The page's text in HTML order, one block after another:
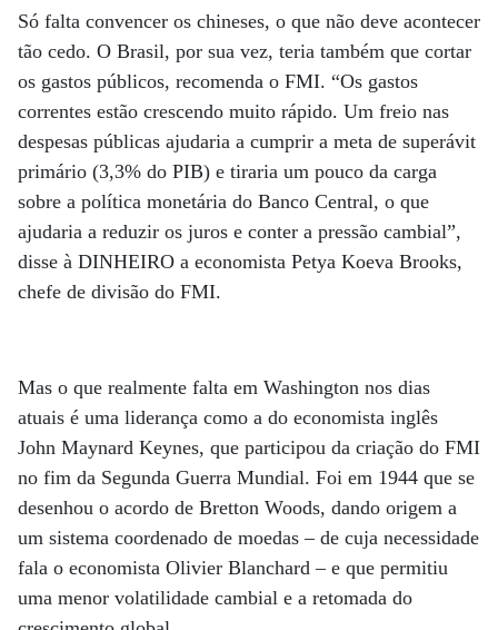
Só falta convencer os chineses, o que não deve acontecer
tão cedo. O Brasil, por sua vez, teria também que cortar
os gastos públicos, recomenda o FMI. “Os gastos
correntes estão crescendo muito rápido. Um freio nas
despesas públicas ajudaria a cumprir a meta de superávit
primário (3,3% do PIB) e tiraria um pouco da carga
sobre a política monetária do Banco Central, o que
ajudaria a reduzir os juros e conter a pressão cambial”,
disse à DINHEIRO a economista Petya Koeva Brooks,
chefe de divisão do FMI.
Mas o que realmente falta em Washington nos dias
atuais é uma liderança como a do economista inglês
John Maynard Keynes, que participou da criação do FMI
no fim da Segunda Guerra Mundial. Foi em 1944 que se
desenhou o acordo de Bretton Woods, dando origem a
um sistema coordenado de moedas – de cuja necessidade
fala o economista Olivier Blanchard – e que permitiu
uma menor volatilidade cambial e a retomada do